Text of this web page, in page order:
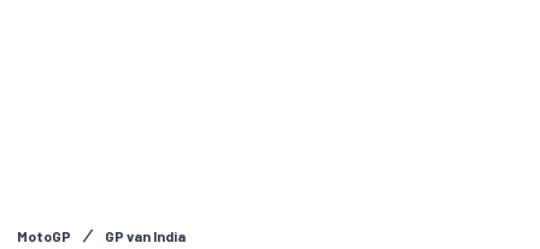
MotoGP GP van India